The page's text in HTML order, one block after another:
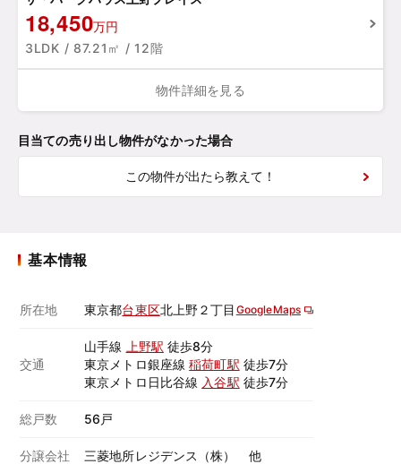
18,450万円
3LDK / 87.21㎡ / 12階
物件詳細を見る
目当ての売り出し物件がなかった場合
この物件が出たら教えて！
基本情報
所在地 東京都台東区北上野２丁目 GoogleMaps
交通
山手線 上野駅 徒歩8分
東京メトロ銀座線稲荷町駅 徒歩7分
東京メトロ日比谷線 入谷駅 徒歩7分
総戸数 56戸
分譲会社 三菱地所レジデンス（株） 他